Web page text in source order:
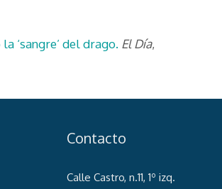
‘sangre’ del drago. El Día,
Contacto
Calle Castro, n.11, 1º izq.